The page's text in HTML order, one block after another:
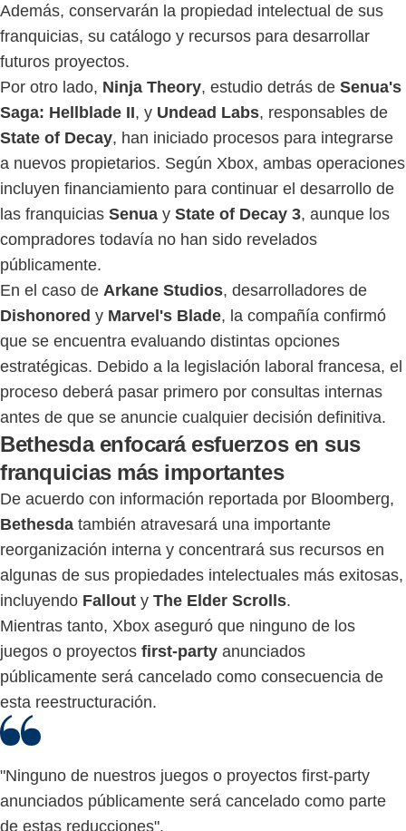
Además, conservarán la propiedad intelectual de sus
franquicias, su catálogo y recursos para desarrollar
futuros proyectos.
Por otro lado, Ninja Theory, estudio detrás de Senua's
Saga: Hellblade II, y Undead Labs, responsables de
State of Decay, han iniciado procesos para integrarse
a nuevos propietarios. Según Xbox, ambas operaciones
incluyen financiamiento para continuar el desarrollo de
las franquicias Senua y State of Decay 3, aunque los
compradores todavía no han sido revelados
públicamente.
En el caso de Arkane Studios, desarrolladores de
Dishonored y Marvel's Blade, la compañía confirmó
que se encuentra evaluando distintas opciones
estratégicas. Debido a la legislación laboral francesa, el
proceso deberá pasar primero por consultas internas
antes de que se anuncie cualquier decisión definitiva.
Bethesda enfocará esfuerzos en sus
franquicias más importantes
De acuerdo con información reportada por Bloomberg,
Bethesda también atravesará una importante
reorganización interna y concentrará sus recursos en
algunas de sus propiedades intelectuales más exitosas,
incluyendo Fallout y The Elder Scrolls.
Mientras tanto, Xbox aseguró que ninguno de los
juegos o proyectos first-party anunciados
públicamente será cancelado como consecuencia de
esta reestructuración.
"Ninguno de nuestros juegos o proyectos first-party
anunciados públicamente será cancelado como parte
de estas reducciones".